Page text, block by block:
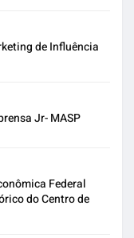
de Influência
Jr- MASP
Federal
do Centro de